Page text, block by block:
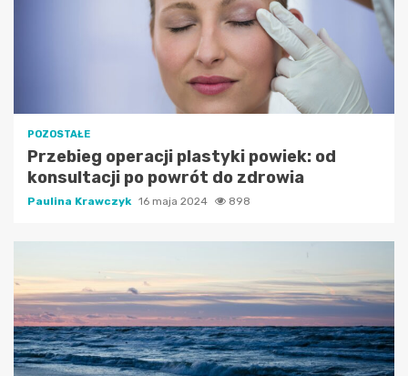
POZOSTAŁE
Przebieg operacji plastyki powiek: od
konsultacji po powrót do zdrowia
Paulina Krawczyk 16 maja 2024 898